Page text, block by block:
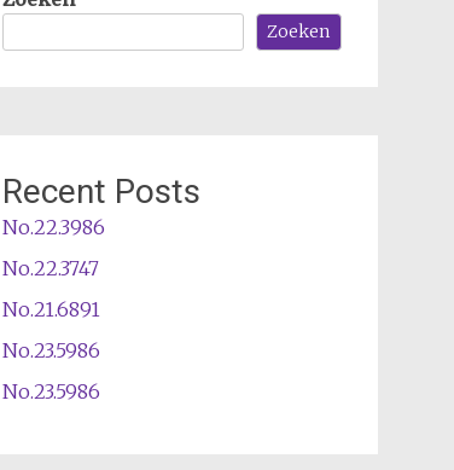
Zoeken
Recent Posts
No.22.3986
No.22.3747
No.21.6891
No.23.5986
No.23.5986